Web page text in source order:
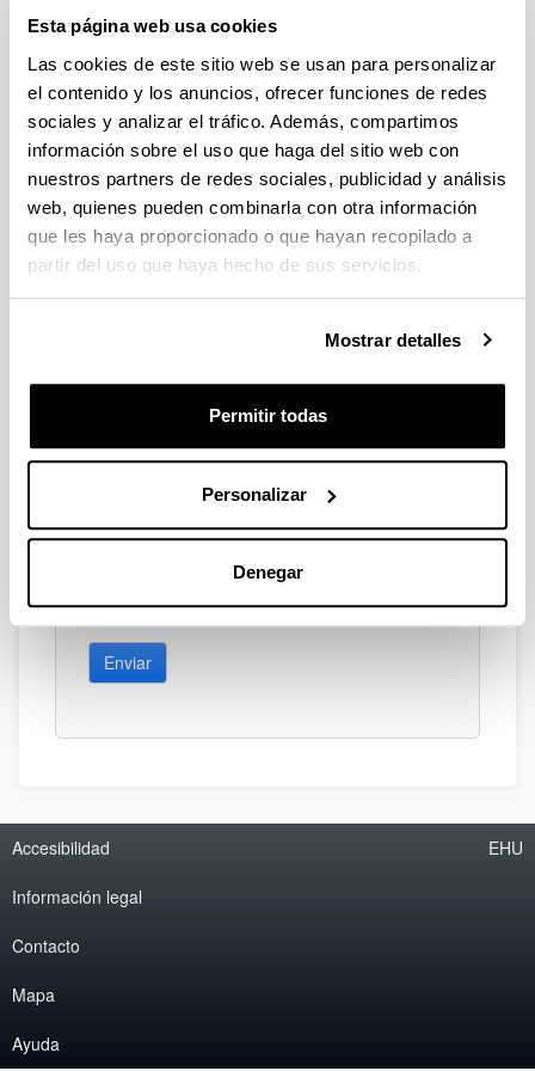
Esta página web usa cookies
Las cookies de este sitio web se usan para personalizar
el contenido y los anuncios, ofrecer funciones de redes
sociales y analizar el tráfico. Además, compartimos
información sobre el uso que haga del sitio web con
nuestros partners de redes sociales, publicidad y análisis
web, quienes pueden combinarla con otra información
que les haya proporcionado o que hayan recopilado a
partir del uso que haya hecho de sus servicios.
Mostrar detalles
Permitir todas
Personalizar
Denegar
Sugerencias y solicitudes
Escriba aquí su sugerencia o solicitud
Indica campos obligatorios
Enviar
Accesibilidad
Información legal
Contacto
Mapa
Ayuda
EHU